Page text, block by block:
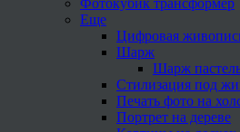
Еще
Цифровая
Шарж
Шарж
Стилизация под
Печать фото на
Портрет на дереве